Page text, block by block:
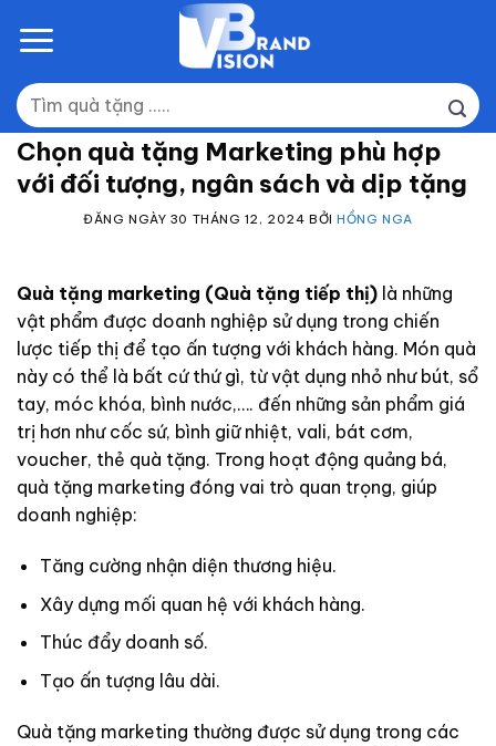
Tìm
kiếm:
Chọn quà tặng Marketing phù hợp
với đối tượng, ngân sách và dịp tặng
ĐĂNG NGÀY 30 THÁNG 12, 2024 BỞIHỒNG NGA
Quà tặng marketing (Quà tặng tiếp thị) là những
vật phẩm được doanh nghiệp sử dụng trong chiến
lược tiếp thị để tạo ấn tượng với khách hàng. Món quà
này có thể là bất cứ thứ gì, từ vật dụng nhỏ như bút, sổ
tay, móc khóa, bình nước,…. đến những sản phẩm giá
trị hơn như cốc sứ, bình giữ nhiệt, vali, bát cơm,
voucher, thẻ quà tặng. Trong hoạt động quảng bá,
quà tặng marketing đóng vai trò quan trọng, giúp
doanh nghiệp:
Tăng cường nhận diện thương hiệu.
Xây dựng mối quan hệ với khách hàng.
Thúc đẩy doanh số.
Tạo ấn tượng lâu dài.
Quà tặng marketing thường được sử dụng trong các